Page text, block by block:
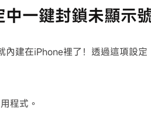
一鍵封鎖未顯示
建在iPhone裡了！透過這項設
程式。